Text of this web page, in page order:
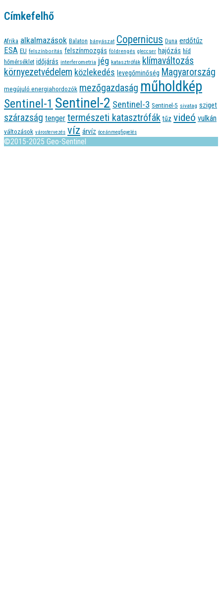
Címkefelhő
Afrika alkalmazások Balaton bányászat Copernicus Duna erdőtűz
ESA EU felszínborítás felszínmozgás földrengés gleccser hajózás híd
hőmérséklet időjárás interferometria jég katasztrófák klímaváltozás
környezetvédelem közlekedés levegőminőség Magyarország
megújuló energiahordozók mezőgazdaság műholdkép
Sentinel-1 Sentinel-2 Sentinel-3 Sentinel-5 sivatag sziget
szárazság tenger természeti katasztrófák tűz videó vulkán
változások várostervezés víz árvíz óceánmegfigyelés
©2015-2025 Geo-Sentinel